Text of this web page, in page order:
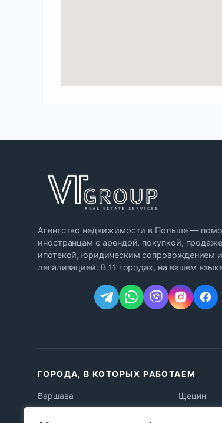
Агентство недвижимости в Польше —
иностранцам с арендой, покупкой,
ипотекой, юридическим сопровождением и
легализацией. В 11 городах, на вашем
ГОРОДА, В КОТОРЫХ РАБОТАЕМ
Варшава
Щецин